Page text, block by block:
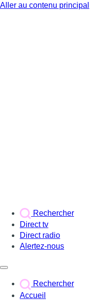
Aller au contenu principal
Rechercher
Direct tv
Direct radio
Alertez-nous
Rechercher
Accueil